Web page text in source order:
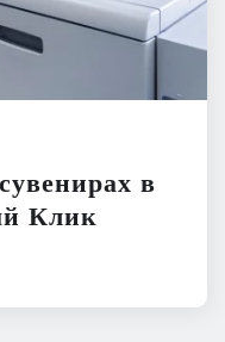
в
Клик